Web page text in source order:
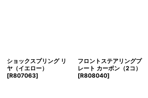
ショックスプリング リ
ヤ（イエロー）
[R807063]
フロントステアリングプ
レート カーボン（2コ）
[R808040]